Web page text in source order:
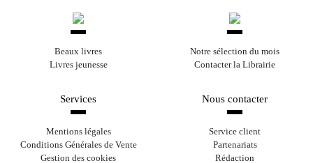
Beaux livres
Livres jeunesse
Notre sélection du mois
Contacter la Librairie
Services
Mentions légales
Conditions Générales de Vente
Gestion des cookies
Nous contacter
Service client
Partenariats
Rédaction